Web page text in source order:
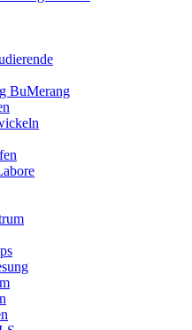
BuMerang